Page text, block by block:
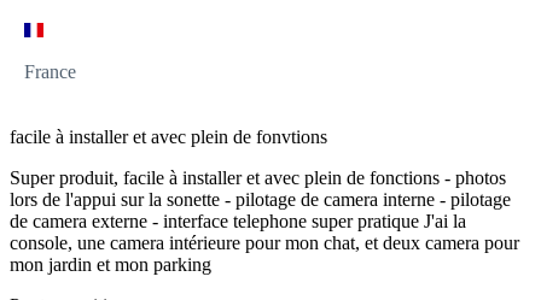
France
facile à installer et avec plein de fonvtions
Super produit, facile à installer et avec plein de fonctions - photos
lors de l'appui sur la sonette - pilotage de camera interne - pilotage
de camera externe - interface telephone super pratique J'ai la
console, une camera intérieure pour mon chat, et deux camera pour
mon jardin et mon parking